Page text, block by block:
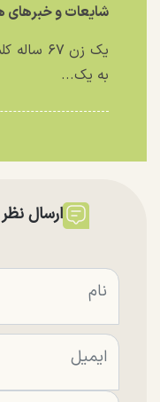
شایعات و خبر‌های
یک زن
به یک...
ارسال نظر